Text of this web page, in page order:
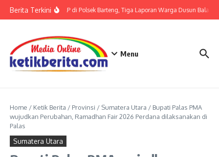
Berita TerkiniTerkait LP di Polsek Barteng, Tiga Laporan Warga Dusun Balaka
Menu
Home / Ketik Berita / Provinsi / Sumatera Utara / Bupati Palas PMA
wujudkan Perubahan, Ramadhan Fair 2026 Perdana dilaksanakan di
Palas
Sumatera Utara